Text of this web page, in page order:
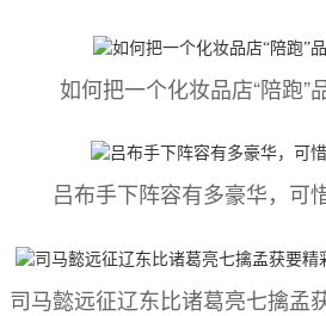
如何把一个化妆品店“陪跑”
吕布手下阵容有多豪华，可
司马懿​远征辽东比诸葛亮七擒孟